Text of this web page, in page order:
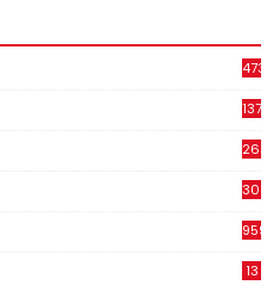
1371
308
959
13